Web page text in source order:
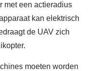
met een actieradius
kan elektrisch
de UAV zich
moeten worden